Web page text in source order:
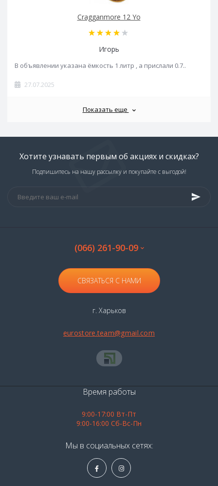
Cragganmore 12 Yo
Игорь
В объявлении указана ёмкость 1 литр , а прислали 0.7..
27.07.2025
Показать еще
Хотите узнавать первым об акциях и скидках?
Подпишитесь на нашу рассылку и покупайте с выгодой!
(066) 261-90-09
СВЯЗАТЬСЯ С НАМИ
г. Харьков
eurostore.team@gmail.com
Время работы
9:00-17:00 Вт-Пт
9:00-16:00 Сб-Вс-Пн
Мы в социальных сетях: